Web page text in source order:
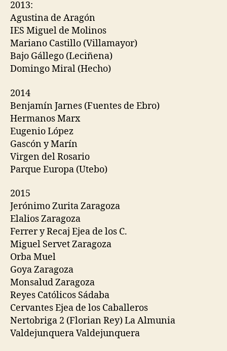
2013:
Agustina de Aragón
IES Miguel de Molinos
Mariano Castillo (Villamayor)
Bajo Gállego (Leciñena)
Domingo Miral (Hecho)
2014
Benjamín Jarnes (Fuentes de Ebro)
Hermanos Marx
Eugenio López
Gascón y Marín
Virgen del Rosario
Parque Europa (Utebo)
2015
Jerónimo Zurita Zaragoza
Elalios Zaragoza
Ferrer y Recaj Ejea de los C.
Miguel Servet Zaragoza
Orba Muel
Goya Zaragoza
Monsalud Zaragoza
Reyes Católicos Sádaba
Cervantes Ejea de los Caballeros
Nertobriga 2 (Florian Rey) La Almunia
Valdejunquera Valdejunquera